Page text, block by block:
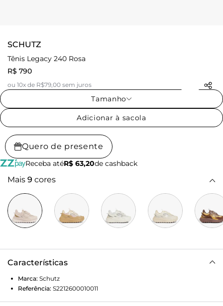
SCHUTZ
Tênis Legacy 240 Rosa
R$ 790
ou 10x de R$79,00 sem juros
Tamanho
Adicionar à sacola
Quero de presente
Receba atéR$ 63,20de cashback
Mais 9 cores
Características
Marca: Schutz
Referência: S2212600010011